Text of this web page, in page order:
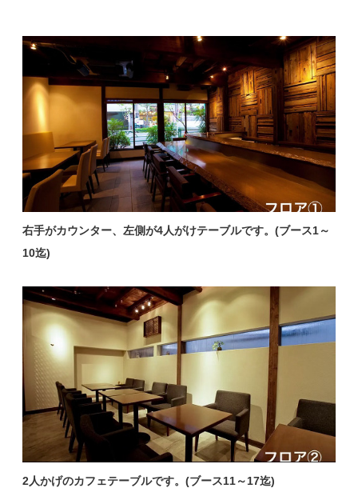
右手がカウンター、左側が4人がけテーブルです。(ブース1～
10迄)
2人かげのカフェテーブルです。(ブース11～17迄)